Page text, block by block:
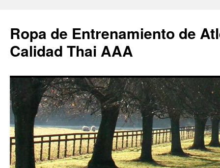
Ropa de Entrenamiento de
Calidad Thai AAA